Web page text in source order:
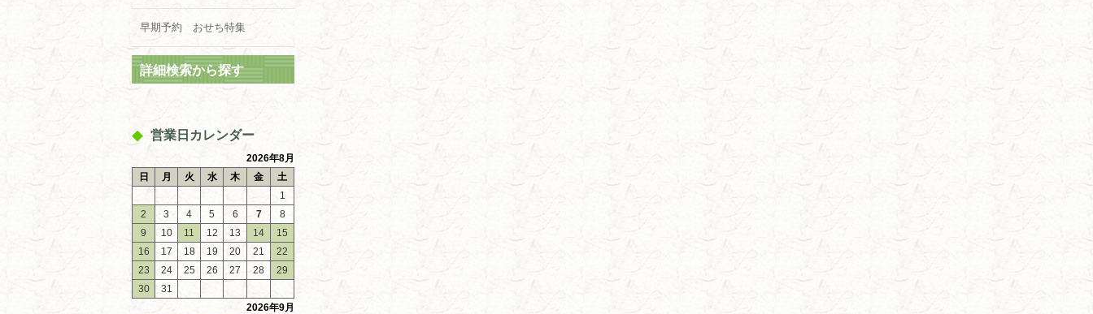
早期予約 おせち特集
詳細検索から探す
営業日カレンダー
2026年8月
日
月 火 水 木 金
土
1
2
3 4 5 6 7
8
9
10 11 12 13 14
15
16
17 18 19 20 21
22
23
24 25 26 27 28
29
30
31
2026年9月